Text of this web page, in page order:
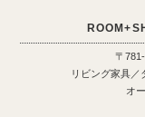
〒
リビング家具／
オ